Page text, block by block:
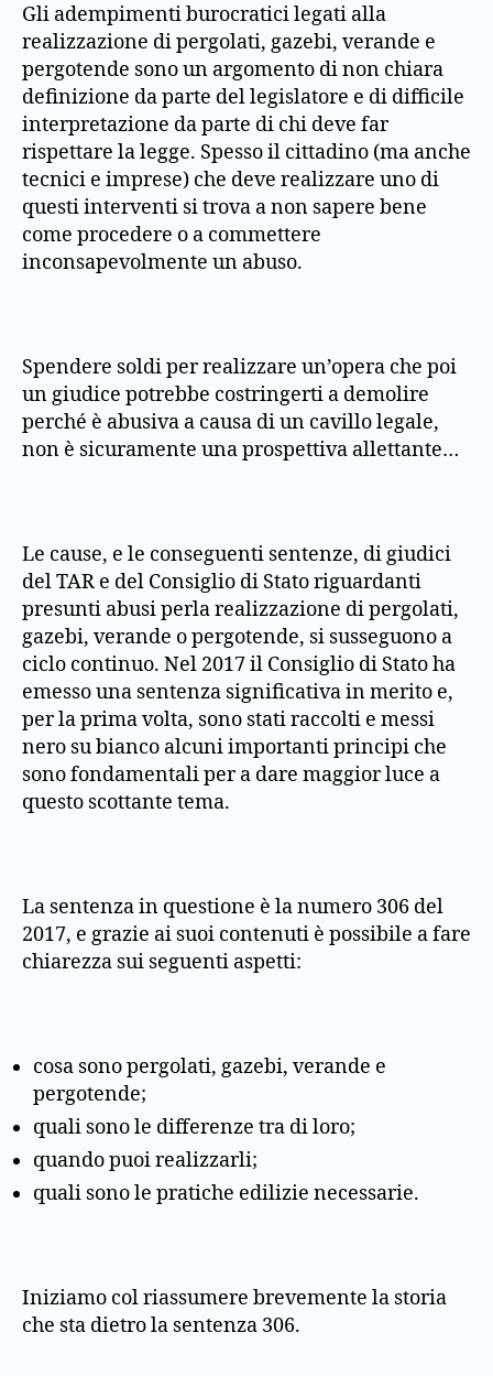
Gli adempimenti burocratici legati alla
realizzazione di pergolati, gazebi, verande e
pergotende sono un argomento di non chiara
definizione da parte del legislatore e di difficile
interpretazione da parte di chi deve far
rispettare la legge. Spesso il cittadino (ma anche
tecnici e imprese) che deve realizzare uno di
questi interventi si trova a non sapere bene
come procedere o a commettere
inconsapevolmente un abuso.
Spendere soldi per realizzare un’opera che poi
un giudice potrebbe costringerti a demolire
perché è abusiva a causa di un cavillo legale,
non è sicuramente una prospettiva allettante…
Le cause, e le conseguenti sentenze, di giudici
del TAR e del Consiglio di Stato riguardanti
presunti abusi perla realizzazione di pergolati,
gazebi, verande o pergotende, si susseguono a
ciclo continuo. Nel 2017 il Consiglio di Stato ha
emesso una sentenza significativa in merito e,
per la prima volta, sono stati raccolti e messi
nero su bianco alcuni importanti principi che
sono fondamentali per a dare maggior luce a
questo scottante tema.
La sentenza in questione è la numero 306 del
2017, e grazie ai suoi contenuti è possibile a fare
chiarezza sui seguenti aspetti:
cosa sono pergolati, gazebi, verande e
pergotende;
quali sono le differenze tra di loro;
quando puoi realizzarli;
quali sono le pratiche edilizie necessarie.
Iniziamo col riassumere brevemente la storia
che sta dietro la sentenza 306.